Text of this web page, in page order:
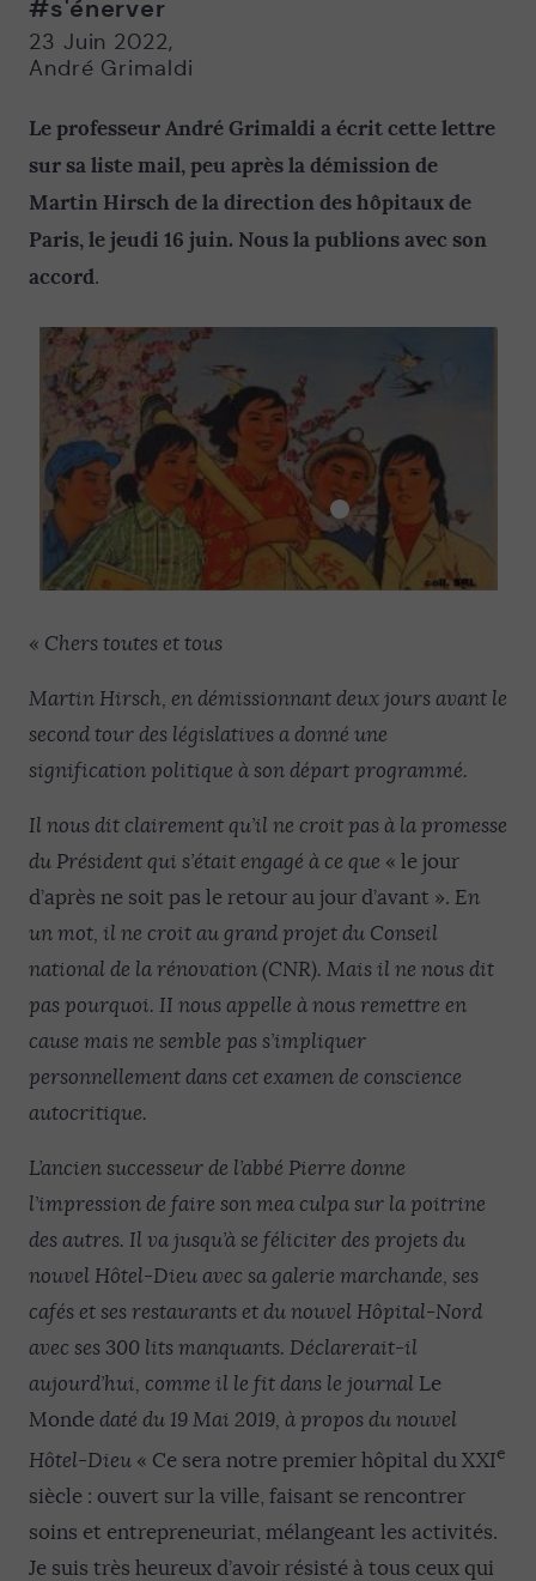
#s'énerver
23 Juin 2022,
André Grimaldi
Le professeur André Grimaldi a écrit cette lettre
sur sa liste mail, peu après la démission de
Martin Hirsch de la direction des hôpitaux de
Paris,le jeudi 16 juin. Nous la publions avec son
accord.
« Chers toutes et tous
Martin Hirsch, en démissionnant deux jours avant le
second tour des législatives a donné une
signification politique à son départ programmé.
Il nous dit clairement qu’il ne croit pas à la promesse
du Président qui s’était engagé à ce que « le jour
d’après ne soit pas le retour au jour d’avant ». En
un mot, il ne croit au grand projet du Conseil
national de la rénovation (CNR). Mais il ne nous dit
pas pourquoi. II nous appelle à nous remettre en
cause mais ne semble pas s’impliquer
personnellement dans cet examen de conscience
autocritique.
L’ancien successeur de l’abbé Pierre donne
l’impression de faire son mea culpa sur la poitrine
des autres. Il va jusqu’à se féliciter des projets du
nouvel Hôtel-Dieu avec sa galerie marchande, ses
cafés et ses restaurants et du nouvel Hôpital-Nord
avec ses 300 lits manquants. Déclarerait-il
aujourd’hui, comme il le fit dans le journal Le
Monde daté du 19 Mai 2019, à propos du nouvel
Hôtel-Dieu « Ce sera notre premier hôpital du XXIe
siècle : ouvert sur la ville, faisant se rencontrer
soins et entrepreneuriat, mélangeant les activités.
Je suis très heureux d’avoir résisté à tous ceux qui